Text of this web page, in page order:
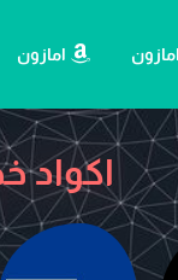
امازون امازون
اكواد